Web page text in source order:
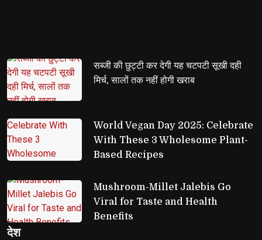
सब्जी की छुट्टी कर देगी यह चटपटी सूखी दही
मिर्च, सालों तक नहीं होगी खराब
World Vegan Day 2025: Celebrate
With These 3 Wholesome Plant-
Based Recipes
Mushroom-Millet Jalebis Go
Viral for Taste and Health
Benefits
देश